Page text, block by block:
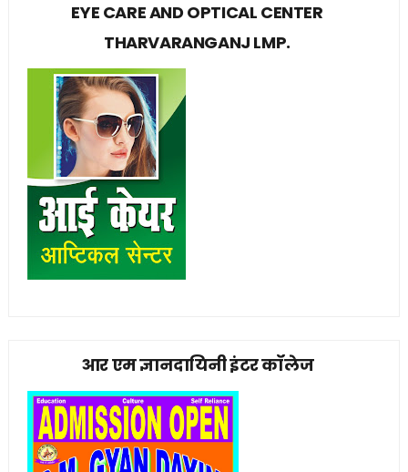
EYE CARE AND OPTICAL CENTER
THARVARANGANJ LMP.
आर एम ज्ञानदायिनी इंटर कॉलेज